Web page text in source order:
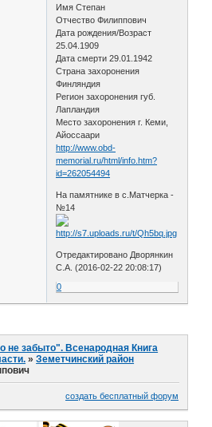
Имя Степан
Отчество Филиппович
Дата рождения/Возраст
25.04.1909
Дата смерти 29.01.1942
Страна захоронения
Финляндия
Регион захоронения губ.
Лапландия
Место захоронения г. Кеми,
Айоссаари
http://www.obd-
memorial.ru/html/info.htm?
id=262054494
На памятнике в с.Матчерка -
№14
Отредактировано Дворянкин
С.А. (2016-02-22 20:08:17)
0
не забыто". Всенародная Книга
»Земетчинский район
создать бесплатный форум